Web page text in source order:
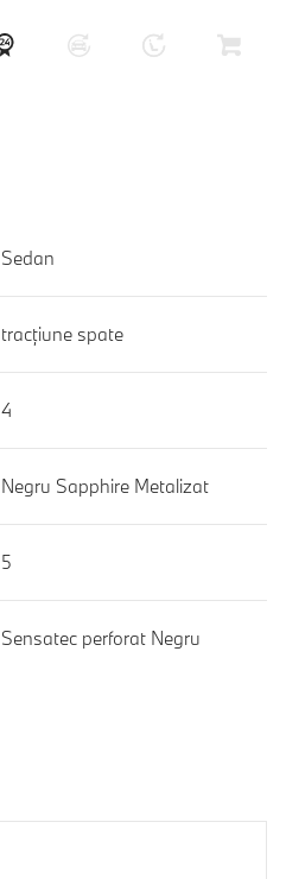
Sedan
tracţiune spate
4
Negru Sapphire Metalizat
5
Sensatec perforat Negru